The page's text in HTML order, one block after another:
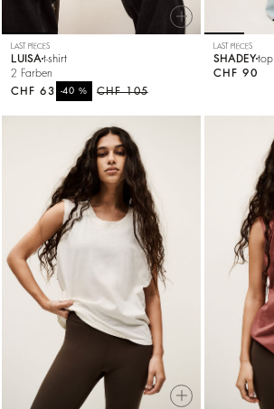
LAST PIECES
LUISA t-shirt
2 Farben
CHF 105
-40%
CHF 63
LAST PIECES
SHADEYtop
CHF 90